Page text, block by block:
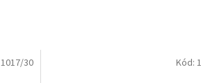
1017/30 Kód: